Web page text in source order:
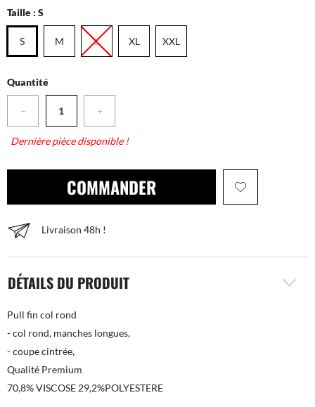
Taille : S
S M L XL XXL
Quantité
− +
Dernière pièce disponible !
COMMANDER
Livraison 48h !
DÉTAILS DU PRODUIT
Pull fin col rond
- col rond, manches longues,
- coupe cintrée,
Qualité Premium
70,8% VISCOSE 29,2%POLYESTERE